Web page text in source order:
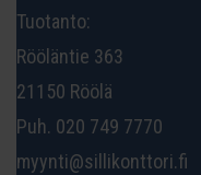
Tuotanto:
Rööläntie 363
21150 Röölä
Puh. 020 749 7770
myynti@sillikonttori.fi